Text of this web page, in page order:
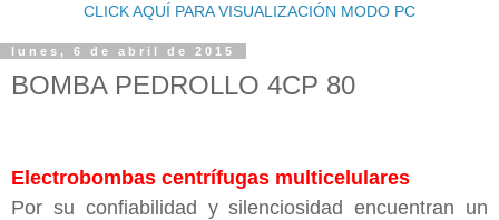
CLICK AQUÍ PARA VISUALIZACIÓN MODO PC
lunes, 6 de abril de 2015
BOMBA PEDROLLO 4CP 80
Electrobombas centrí­fugas multicelulares
Por su confiabilidad y silenciosidad encuentran un